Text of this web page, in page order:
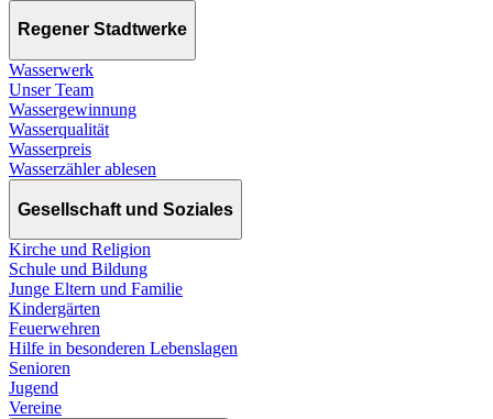
Regener Stadtwerke
Wasserwerk
Unser Team
Wassergewinnung
Wasserqualität
Wasserpreis
Wasserzähler ablesen
Gesellschaft und Soziales
Kirche und Religion
Schule und Bildung
Junge Eltern und Familie
Kindergärten
Feuerwehren
Hilfe in besonderen Lebenslagen
Senioren
Jugend
Vereine